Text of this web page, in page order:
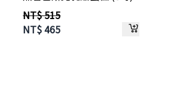
NT$ 515
NT$465